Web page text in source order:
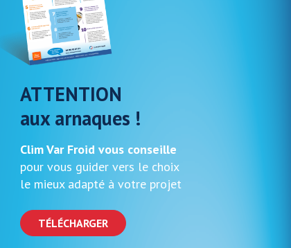
ATTENTION
aux arnaques !
Clim Var Froid vous conseille
pour vous guider vers le choix
le mieux adapté à votre projet
TÉLÉCHARGER